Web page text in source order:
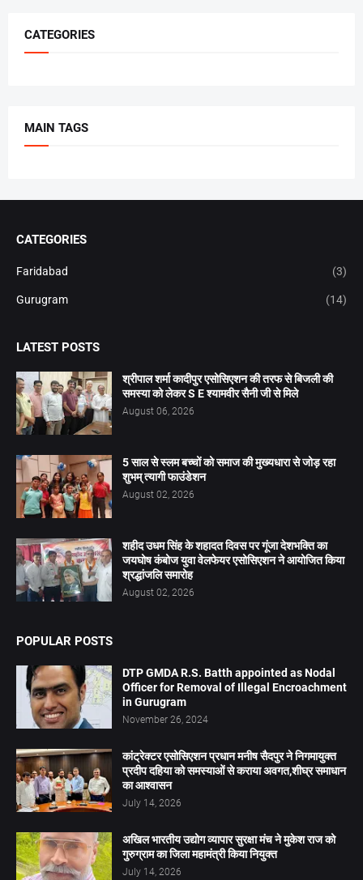
CATEGORIES
MAIN TAGS
CATEGORIES
Faridabad (3)
Gurugram (14)
LATEST POSTS
श्रीपाल शर्मा कादीपुर एसोसिएशन की तरफ से बिजली की
समस्या को लेकर S E श्यामवीर सैनी जी से मिले
August 06, 2026
5 साल से स्लम बच्चों को समाज की मुख्यधारा से जोड़ रहा
शुभम् त्यागी फाउंडेशन
August 02, 2026
शहीद उधम सिंह के शहादत दिवस पर गूंजा देशभक्ति का
जयघोष कंबोज युवा वेलफेयर एसोसिएशन ने आयोजित किया
श्रद्धांजलि समारोह
August 02, 2026
POPULAR POSTS
DTP GMDA R.S. Batth appointed as Nodal
Officer for Removal of Illegal Encroachment
in Gurugram
November 26, 2024
कांट्रेक्टर एसोसिएशन प्रधान मनीष सैदपुर ने निगमायुक्त
प्रदीप दहिया को समस्याओं से कराया अवगत,शीघ्र समाधान
का आश्वासन
July 14, 2026
अखिल भारतीय उद्योग व्यापार सुरक्षा मंच ने मुकेश राज को
गुरुग्राम का जिला महामंत्री किया नियुक्त
July 14, 2026